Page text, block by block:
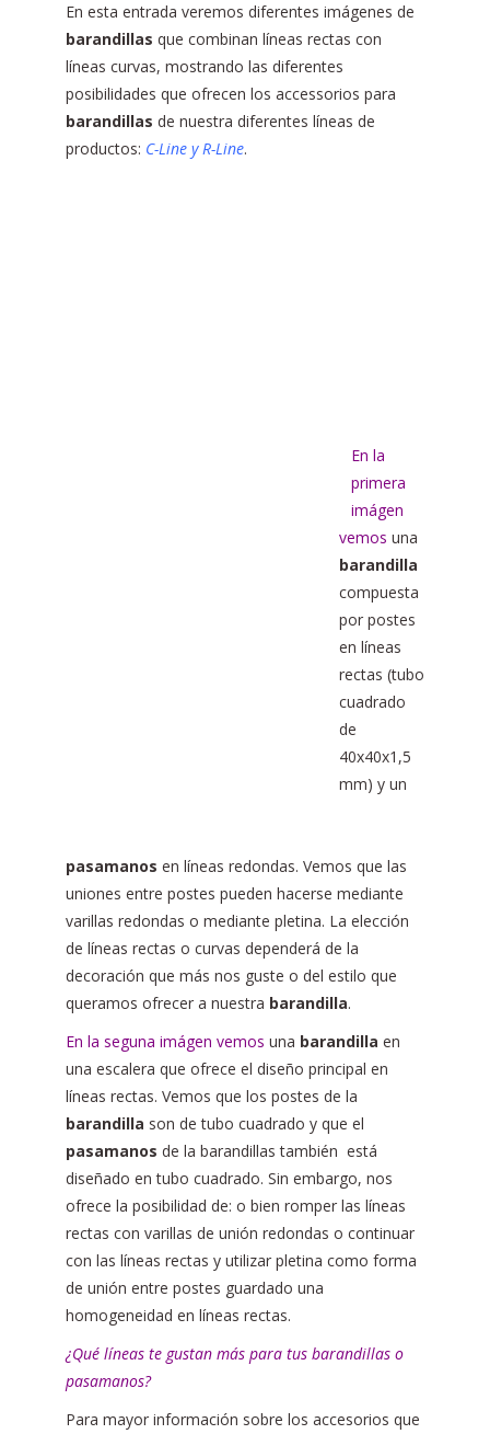
En esta entrada veremos diferentes imágenes de
barandillas que combinan líneas rectas con
líneas curvas, mostrando las diferentes
posibilidades que ofrecen los accessorios para
barandillas de nuestra diferentes líneas de
productos: C-Line y R-Line.
En la
primera
imágen
vemos una
barandilla
compuesta
por postes
en líneas
rectas (tubo
cuadrado
de
40x40x1,5
mm) y un
pasamanos en líneas redondas. Vemos que las
uniones entre postes pueden hacerse mediante
varillas redondas o mediante pletina. La elección
de líneas rectas o curvas dependerá de la
decoración que más nos guste o del estilo que
queramos ofrecer a nuestra barandilla.
En la seguna imágen vemos una barandilla en
una escalera que ofrece el diseño principal en
líneas rectas. Vemos que los postes de la
barandilla son de tubo cuadrado y que el
pasamanos de la barandillas también está
diseñado en tubo cuadrado. Sin embargo, nos
ofrece la posibilidad de: o bien romper las líneas
rectas con varillas de unión redondas o continuar
con las líneas rectas y utilizar pletina como forma
de unión entre postes guardado una
homogeneidad en líneas rectas.
¿Qué líneas te gustan más para tus barandillas o
pasamanos?
Para mayor información sobre los accesorios que